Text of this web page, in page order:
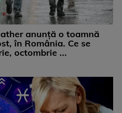
anunță o toamnă
în România. Ce se
octombrie ...